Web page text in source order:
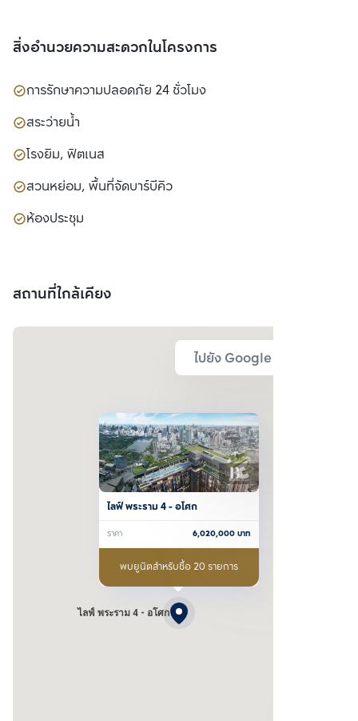
สิ่งอำนวยความสะดวกในโครงการ
การรักษาความปลอดภัย 24 ชั่วโมง
สระว่ายน้ำ
โรงยิม, ฟิตเนส
สวนหย่อม, พื้นที่จัดบาร์บีคิว
ห้องประชุม
สถานที่ใกล้เคียง
ไปยัง Google Map
ไลฟ์ พระราม 4 - อโศก
ไลฟ์ พระราม 4 - อโศก
ราคา 6,020,000บาท
พบยูนิตสำหรับซื้อ 20 รายการ